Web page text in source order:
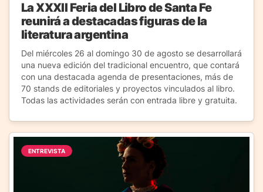
La XXXII Feria del Libro de Santa Fe
reunirá a destacadas figuras de la
literatura argentina
Del miércoles 26 al domingo 30 de agosto se desarrollará
una nueva edición del tradicional encuentro, que contará
con una destacada agenda de presentaciones, más de
70 stands de editoriales y proyectos vinculados al libro.
Todas las actividades serán con entrada libre y gratuita.
ENTREVISTA